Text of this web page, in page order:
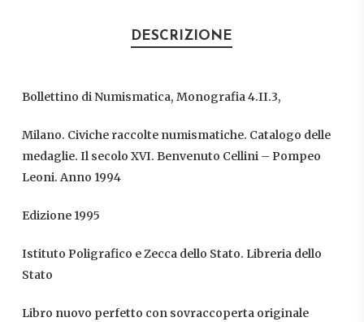
DESCRIZIONE
Bollettino di Numismatica, Monografia 4.II.3,
Milano. Civiche raccolte numismatiche. Catalogo delle
medaglie. Il secolo XVI. Benvenuto Cellini – Pompeo
Leoni. Anno 1994
Edizione 1995
Istituto Poligrafico e Zecca dello Stato. Libreria dello
Stato
Libro nuovo perfetto con sovraccoperta originale